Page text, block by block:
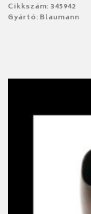
Cikkszám: 345942
Gyártó: Blaumann